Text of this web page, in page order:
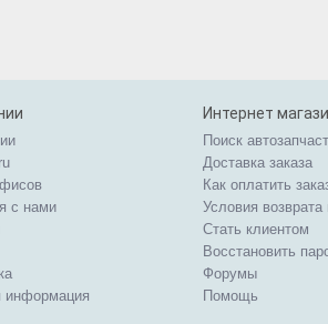
с нами
информация
Интернет
Поиск
Доставка заказа
Как оплатить
Условия возврата
Стать клиентом
Восстановить
Форумы
Помощь